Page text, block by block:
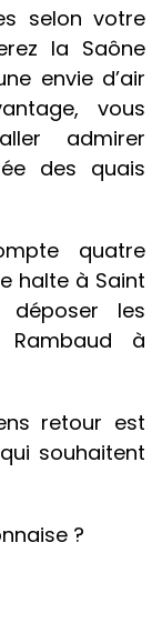
selon votre
la Saône
envie d’air
vous
admirer
des quais
quatre
halte à Saint
les
à
retour est
souhaitent
?